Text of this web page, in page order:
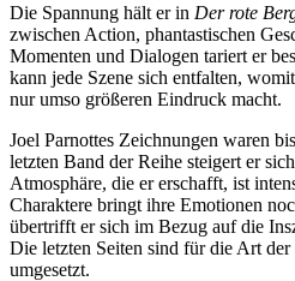
Die Spannung hält er in Der rote
zwischen Action, phantastischen
Momenten und Dialogen tariert er
kann jede Szene sich entfalten,
nur umso größeren Eindruck macht.
Joel Parnottes Zeichnungen waren
letzten Band der Reihe steigert er
Atmosphäre, die er erschafft, ist
Charaktere bringt ihre Emotionen
übertrifft er sich im Bezug auf die
Die letzten Seiten sind für die Art
umgesetzt.